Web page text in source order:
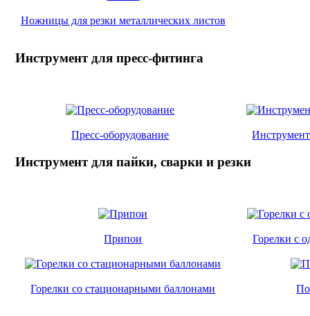
Ножницы для резки металлических листов
Инструмент для пресс-фитинга
Пресс-оборудование
Инструмент для пайки, сварки и резки
Припои Горелки с
Горелки со стационарными баллонами